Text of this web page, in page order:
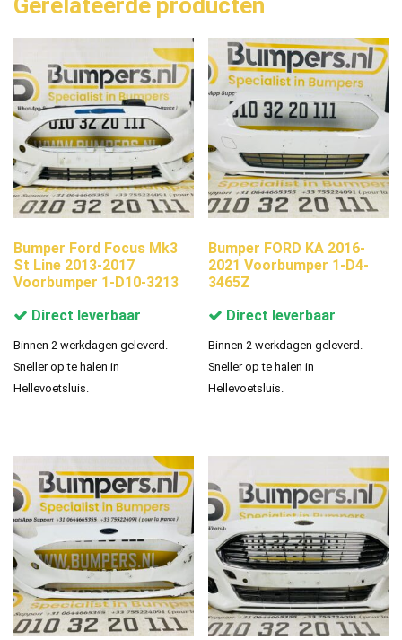
Gerelateerde producten
Bumper Ford Focus Mk3
St Line 2013-2017
Voorbumper 1-D10-3213
Direct leverbaar
Binnen 2 werkdagen geleverd.
Sneller op te halen in
Hellevoetsluis.
Bumper FORD KA 2016-
2021 Voorbumper 1-D4-
3465Z
Direct leverbaar
Binnen 2 werkdagen geleverd.
Sneller op te halen in
Hellevoetsluis.